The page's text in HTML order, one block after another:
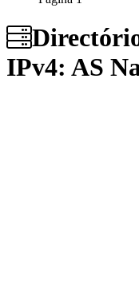
IPv4: AS